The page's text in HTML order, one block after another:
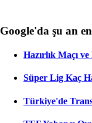
Google'da şu an
Hazırlık Maçı
Süper Lig Kaç
Türkiye'de